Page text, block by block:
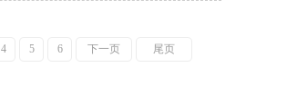
4 5 6 下一页 尾页